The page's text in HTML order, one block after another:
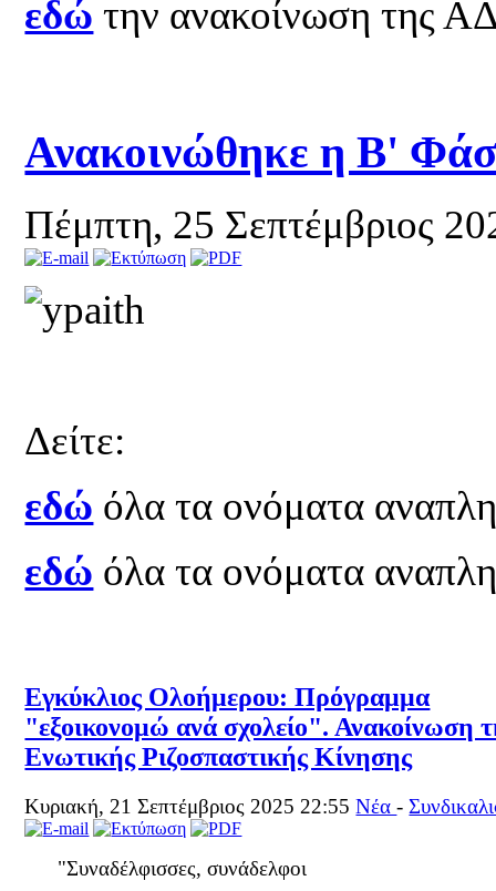
εδώ την ανακοίνωση της
Ανακοινώθηκε η Β'
Πέμπτη, 25 Σεπτέμβριος
Δείτε:
εδώ όλα τα ονόματα
εδώ όλα τα ονόματα
Εγκύκλιος Ολοήμερου: Πρόγραμμα
"εξοικονομώ ανά σχολείο". Ανακοίνωση
Ενωτικής Ριζοσπαστικής Κίνησης
Κυριακή, 21 Σεπτέμβριος 2025 22:55Νέα-
"Συναδέλφισσες, συνάδελφοι